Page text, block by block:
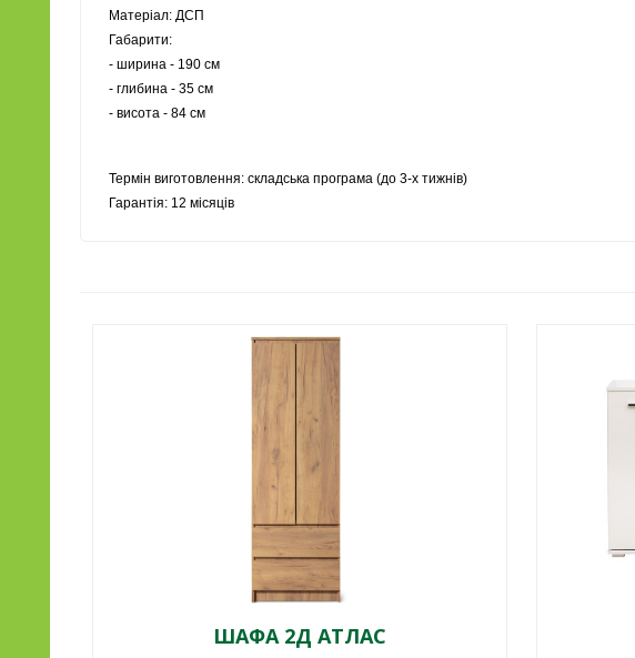
Матеріал: ДСП
Габарити:
- ширина - 190 см
- глибина - 35 см
- висота - 84 см
Термін виготовлення: складська програма (до 3-х тижнів)
Гарантія: 12 місяців
ШАФА 2Д АТЛАС